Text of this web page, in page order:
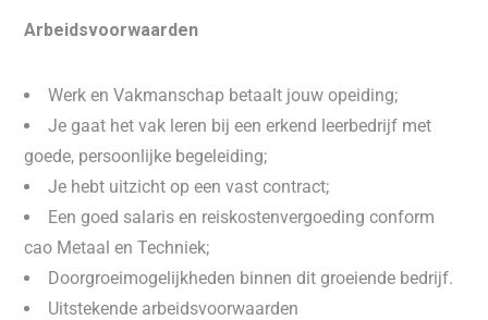
Arbeidsvoorwaarden
Werk en Vakmanschap betaalt jouw opeiding;
Je gaat het vak leren bij een erkend leerbedrijf met
goede, persoonlijke begeleiding;
Je hebt uitzicht op een vast contract;
Een goed salaris en reiskostenvergoeding conform
cao Metaal en Techniek;
Doorgroeimogelijkheden binnen dit groeiende bedrijf.
Uitstekende arbeidsvoorwaarden